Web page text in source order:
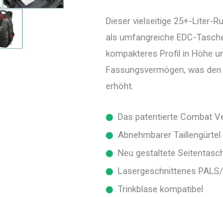
Dieser vielseitige 25+-Liter-
als umfangreiche EDC-
kompakteres Profil in Höhe
Fassungsvermögen, was
erhöht.
Das patentierte Combat
Abnehmbarer Taillengürtel
Neu gestaltete
Lasergeschnittenes
Trinkblase kompatibel